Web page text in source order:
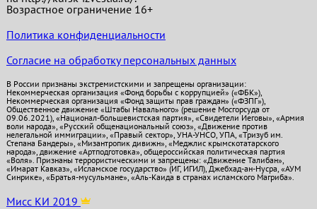
Возрастное ограничение 16+
Политика конфиденциальности
Согласие на обработку персональных данных
В России признаны экстремистскими и запрещены организации:
Некоммерческая организация «Фонд борьбы с коррупцией» («ФБК»),
Некоммерческая организация «Фонд защиты прав граждан» («ФЗПГ»),
Общественное движение «Штабы Навального» (решение Мосгорсуда от
09.06.2021), «Национал-большевистская партия», «Свидетели Иеговы», «Армия
воли народа», «Русский общенациональный союз», «Движение против
нелегальной иммиграции», «Правый сектор», УНА-УНСО, УПА, «Тризуб им.
Степана Бандеры», «Мизантропик дивижн», «Меджлис крымскотатарского
народа», движение «Артподготовка», общероссийская политическая партия
«Воля». Признаны террористическими и запрещены: «Движение Талибан»,
«Имарат Кавказ», «Исламское государство» (ИГ, ИГИЛ), Джебхад-ан-Нусра, «АУМ
Синрике», «Братья-мусульмане», «Аль-Каида в странах исламского Магриба».
Мисс КИ 2019